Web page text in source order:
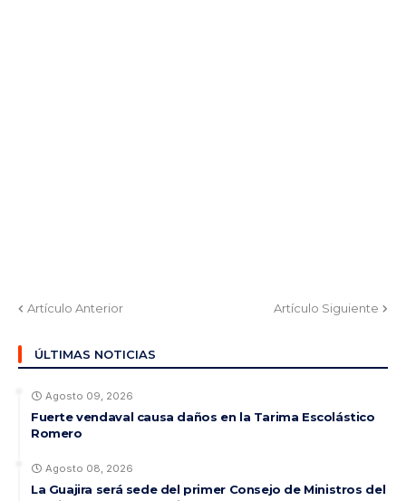
Artículo Anterior Artículo Siguiente
ÚLTIMAS NOTICIAS
Agosto 09, 2026
Fuerte vendaval causa daños en la Tarima Escolástico
Romero
Agosto 08, 2026
La Guajira será sede del primer Consejo de Ministros del